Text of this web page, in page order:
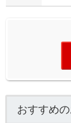
おすすめ